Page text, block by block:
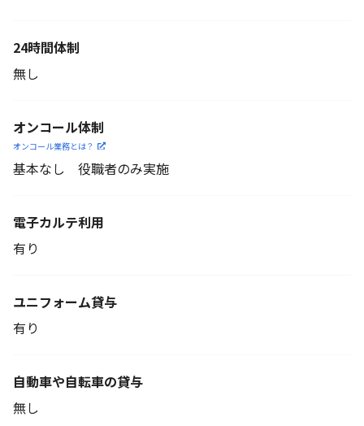
24時間体制
無し
オンコール体制
オンコール業務とは？
基本なし 役職者のみ実施
電子カルテ利用
有り
ユニフォーム貸与
有り
自動車や自転車の貸与
無し